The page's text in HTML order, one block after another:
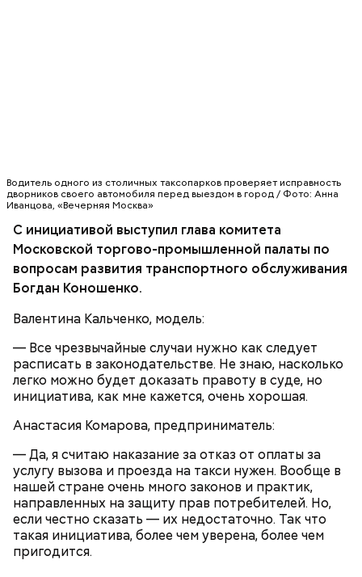
Водитель одного из столичных таксопарков проверяет исправность
дворников своего автомобиля перед выездом в город / Фото: Анна
Иванцова, «Вечерняя Москва»
С инициативой выступил глава комитета
Московской торгово-промышленной палаты по
вопросам развития транспортного обслуживания
Богдан Коношенко.
Валентина Кальченко, модель:
— Все чрезвычайные случаи нужно как следует
расписать в законодательстве. Не знаю, насколько
легко можно будет доказать правоту в суде, но
инициатива, как мне кажется, очень хорошая.
Анастасия Комарова, предприниматель:
— Да, я считаю наказание за отказ от оплаты за
услугу вызова и проезда на такси нужен. Вообще в
нашей стране очень много законов и практик,
направленных на защиту прав потребителей. Но,
если честно сказать — их недостаточно. Так что
такая инициатива, более чем уверена, более чем
пригодится.
добрых дел во славу Божию.
нашинковать соломкой. Яблоки очистить от
кожицы и семян, нарезать ломтиками. Так же
нарезать вареный картофель. Продукты
перемешать, полить салатной заправкой, выложить
сельдерея, кусочками свежих помидоров и
ломтиками яблок.